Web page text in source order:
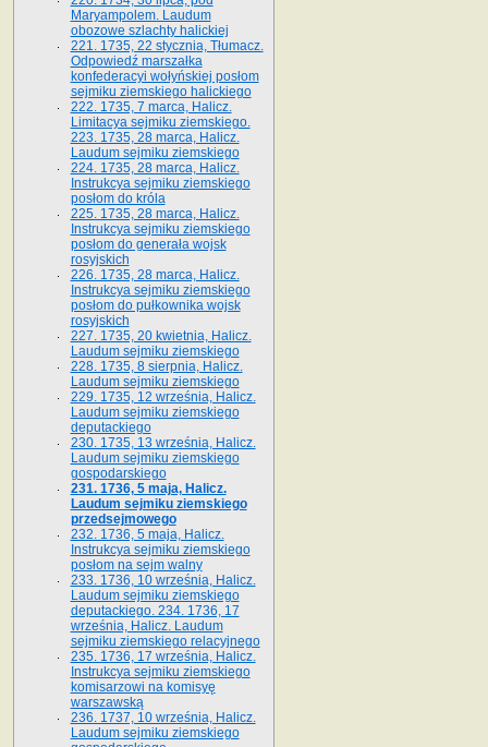
Maryampolem. Laudum
obozowe szlachty halickiej
221. 1735, 22 stycznia, Tłumacz.
Odpowiedź marszałka
konfederacyi wołyńskiej posłom
sejmiku ziemskiego halickiego
222. 1735, 7 marca, Halicz.
Limitacya sejmiku ziemskiego.
223. 1735, 28 marca, Halicz.
Laudum sejmiku ziemskiego
224. 1735, 28 marca, Halicz.
Instrukcya sejmiku ziemskiego
posłom do króla
225. 1735, 28 marca, Halicz.
Instrukcya sejmiku ziemskiego
posłom do generała wojsk
rosyjskich
226. 1735, 28 marca, Halicz.
Instrukcya sejmiku ziemskiego
posłom do pułkownika wojsk
rosyjskich
227. 1735, 20 kwietnia, Halicz.
Laudum sejmiku ziemskiego
228. 1735, 8 sierpnia, Halicz.
Laudum sejmiku ziemskiego
229. 1735, 12 września, Halicz.
Laudum sejmiku ziemskiego
deputackiego
230. 1735, 13 września, Halicz.
Laudum sejmiku ziemskiego
gospodarskiego
231. 1736, 5 maja, Halicz.
Laudum sejmiku ziemskiego
przedsejmowego
232. 1736, 5 maja, Halicz.
Instrukcya sejmiku ziemskiego
posłom na sejm walny
233. 1736, 10 września, Halicz.
Laudum sejmiku ziemskiego
deputackiego. 234. 1736, 17
września, Halicz. Laudum
sejmiku ziemskiego relacyjnego
235. 1736, 17 września, Halicz.
Instrukcya sejmiku ziemskiego
komisarzowi na komisyę
warszawską
236. 1737, 10 września, Halicz.
Laudum sejmiku ziemskiego